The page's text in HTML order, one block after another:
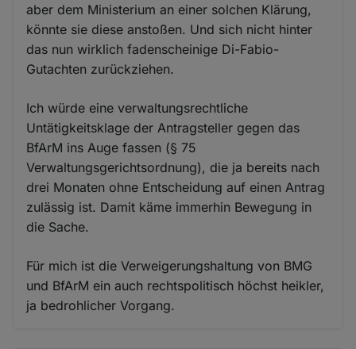
aber dem Ministerium an einer solchen Klärung,
könnte sie diese anstoßen. Und sich nicht hinter
das nun wirklich fadenscheinige Di-Fabio-
Gutachten zurückziehen.
Ich würde eine verwaltungsrechtliche
Untätigkeitsklage der Antragsteller gegen das
BfArM ins Auge fassen (§ 75
Verwaltungsgerichtsordnung), die ja bereits nach
drei Monaten ohne Entscheidung auf einen Antrag
zulässig ist. Damit käme immerhin Bewegung in
die Sache.
Für mich ist die Verweigerungshaltung von BMG
und BfArM ein auch rechtspolitisch höchst heikler,
ja bedrohlicher Vorgang.